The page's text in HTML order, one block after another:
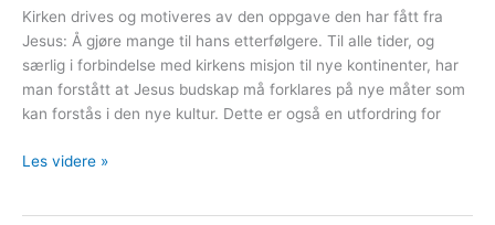
Kirken drives og motiveres av den oppgave den har fått fra
Jesus: Å gjøre mange til hans etterfølgere. Til alle tider, og
særlig i forbindelse med kirkens misjon til nye kontinenter, har
man forstått at Jesus budskap må forklares på nye måter som
kan forstås i den nye kultur. Dette er også en utfordring for
Kirken
Les videre »